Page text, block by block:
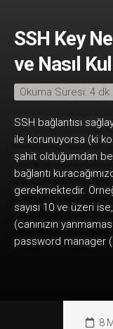
Hakkımda
SSH Key
ve Nasıl
Okuma Süresi: 4 dk
SSH bağlantısı
ile korunuyorsa (ki
şahit olduğumdan
bağlantı
gerekmektedir.
sayısı 10 ve üzeri
(canınızın
password manager
8